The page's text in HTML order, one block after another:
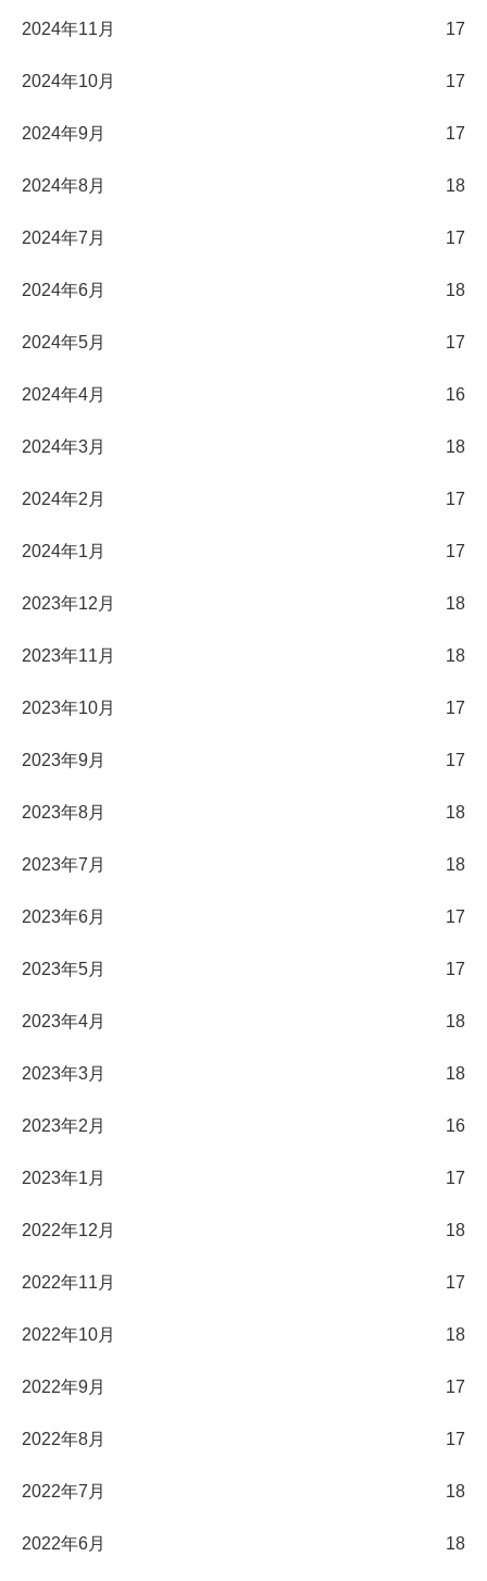
2024年11月 17
2024年10月 17
2024年9月 17
2024年8月 18
2024年7月 17
2024年6月 18
2024年5月 17
2024年4月 16
2024年3月 18
2024年2月 17
2024年1月 17
2023年12月 18
2023年11月 18
2023年10月 17
2023年9月 17
2023年8月 18
2023年7月 18
2023年6月 17
2023年5月 17
2023年4月 18
2023年3月 18
2023年2月 16
2023年1月 17
2022年12月 18
2022年11月 17
2022年10月 18
2022年9月 17
2022年8月 17
2022年7月 18
2022年6月 18